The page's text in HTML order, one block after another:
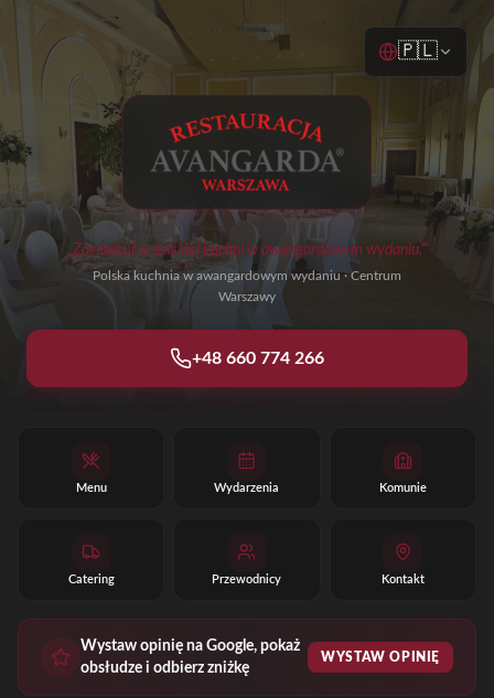
🇵🇱
„Zasmakuj w polskiej kuchni w awangardowym wydaniu."
Polska kuchnia w awangardowym wydaniu · Centrum
Warszawy
+48 660 774 266
Menu Wydarzenia Komunie
Catering Przewodnicy Kontakt
Wystaw opinię na Google, pokaż
obsłudze i odbierz zniżkę
WYSTAW OPINIĘ